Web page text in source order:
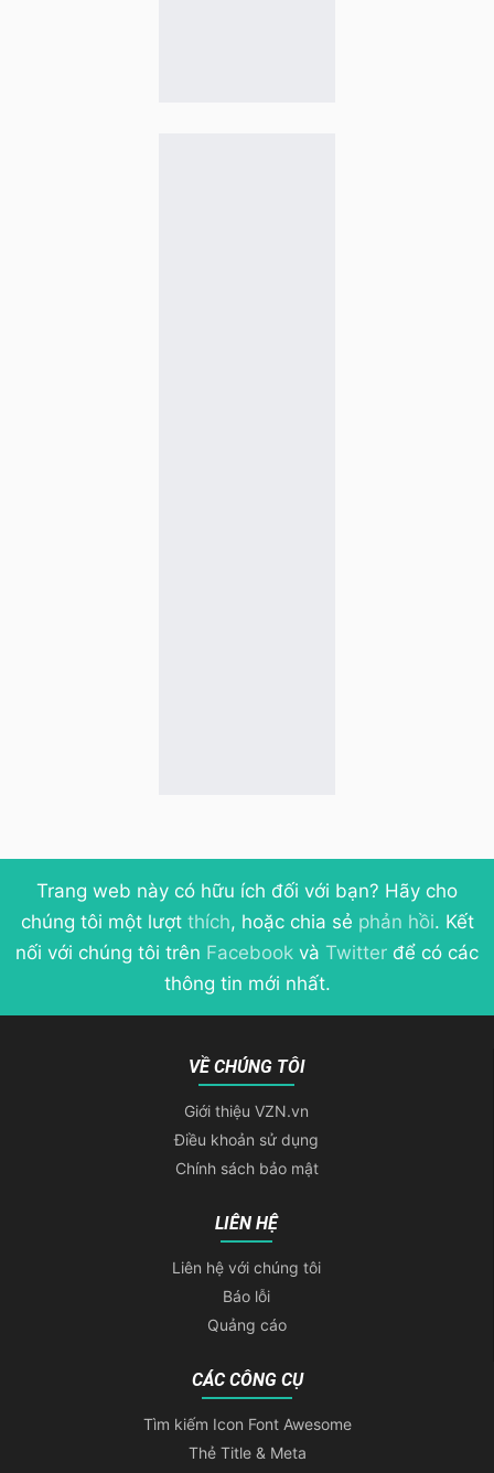
Trang web này có hữu ích đối với bạn? Hãy cho
chúng tôi một lượt thích, hoặc chia sẻ phản hồi. Kết
nối với chúng tôi trên Facebook và Twitter để có các
thông tin mới nhất.
VỀ CHÚNG TÔI
Giới thiệu VZN.vn
Điều khoản sử dụng
Chính sách bảo mật
LIÊN HỆ
Liên hệ với chúng tôi
Báo lỗi
Quảng cáo
CÁC CÔNG CỤ
Tìm kiếm Icon Font Awesome
Thẻ Title & Meta